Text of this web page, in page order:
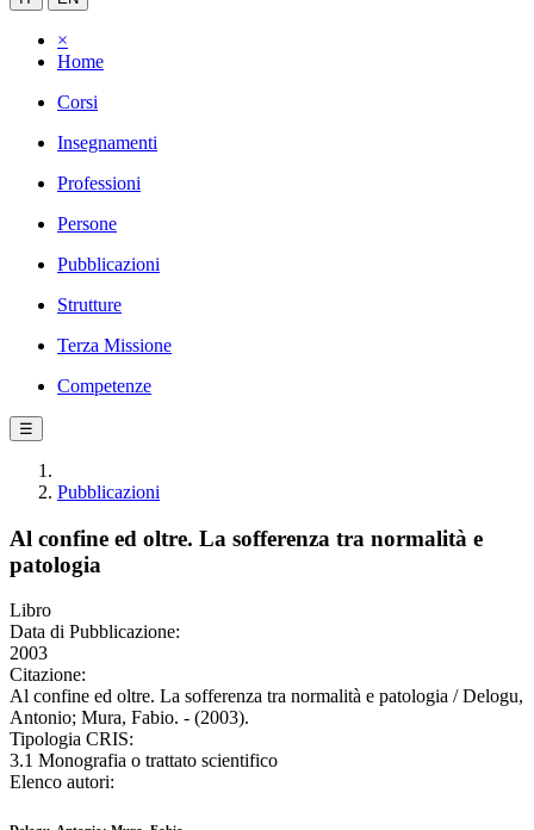
×
Home
Corsi
Insegnamenti
Professioni
Persone
Pubblicazioni
Strutture
Terza Missione
Competenze
☰
Pubblicazioni
Al confine ed oltre. La sofferenza tra normalità e
patologia
Libro
Data di Pubblicazione:
2003
Citazione:
Al confine ed oltre. La sofferenza tra normalità e patologia / Delogu,
Antonio; Mura, Fabio. - (2003).
Tipologia CRIS:
3.1 Monografia o trattato scientifico
Elenco autori: